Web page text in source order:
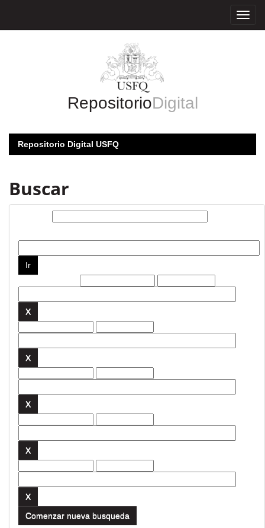
RepositorioDigital
Repositorio Digital USFQ
Buscar
Comenzar nueva busqueda